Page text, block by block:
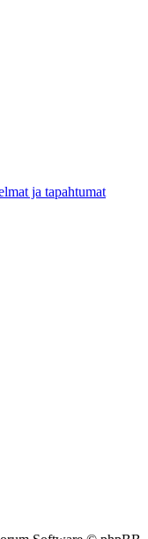
ja tapahtumat